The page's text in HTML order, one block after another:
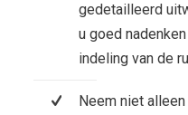
gedetailleerd
u goed
indeling van de
Neem niet